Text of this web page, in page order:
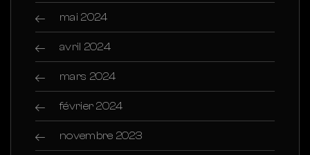
mai 2024
avril 2024
mars 2024
février 2024
novembre 2023